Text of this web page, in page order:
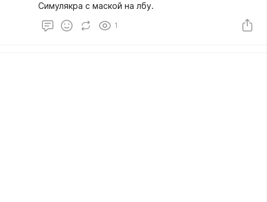
Симулякра с маской на лбу.
1